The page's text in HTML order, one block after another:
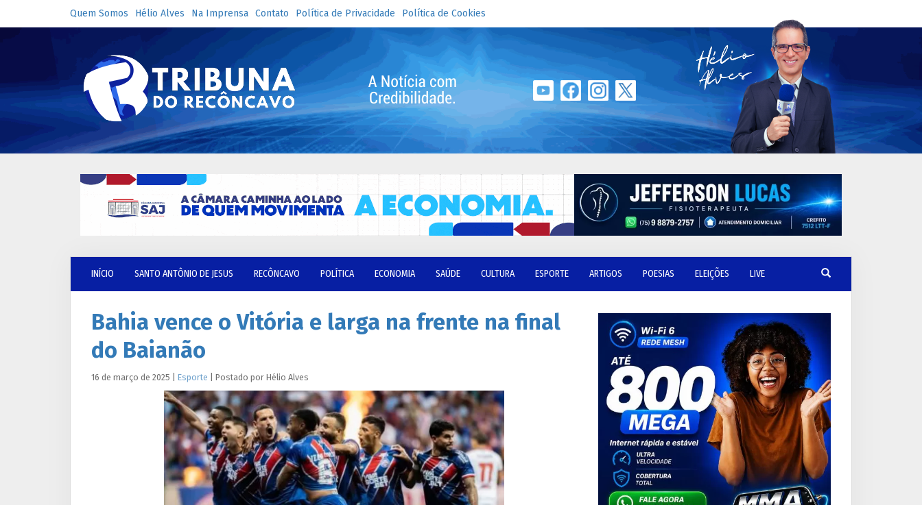
Quem Somos Hélio Alves Na Imprensa Contato Política de Privacidade Política de Cookies
INÍCIO SANTO ANTÔNIO DE JESUS RECÔNCAVO POLÍTICA ECONOMIA SAÚDE CULTURA ESPORTE ARTIGOS POESIAS ELEIÇÕES LIVE
Bahia vence o Vitória e larga na frente na final
do Baianão
16 de março de 2025 Esporte Postado por Hélio Alves